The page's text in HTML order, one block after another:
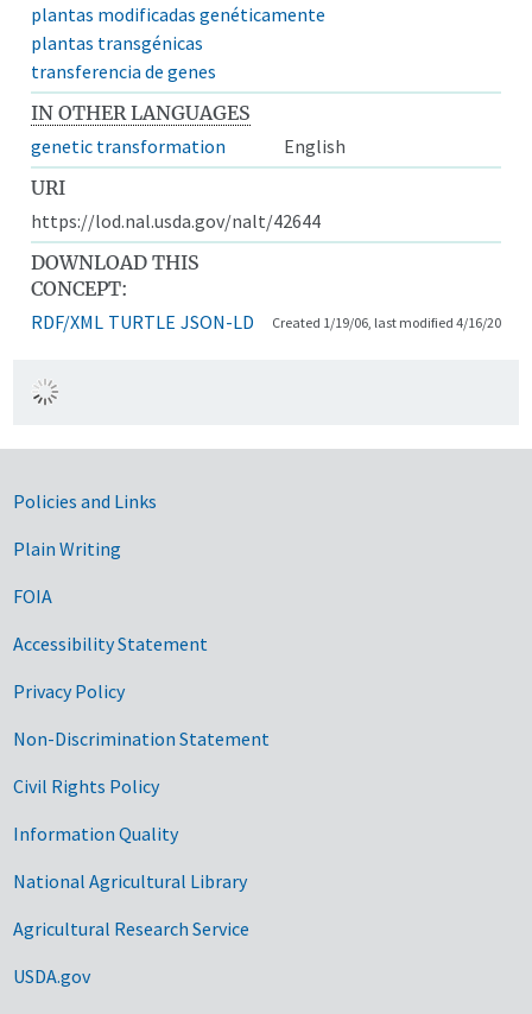
plantas modificadas genéticamente
plantas transgénicas
transferencia de genes
IN OTHER LANGUAGES
genetic transformation
English
URI
https://lod.nal.usda.gov/nalt/42644
DOWNLOAD THIS
CONCEPT:
RDF/XML TURTLE JSON-LD Created 1/19/06, last modified 4/16/20
Government Links
Policies and Links
Plain Writing
FOIA
Accessibility Statement
Privacy Policy
Non-Discrimination Statement
Civil Rights Policy
Information Quality
National Agricultural Library
Agricultural Research Service
USDA.gov